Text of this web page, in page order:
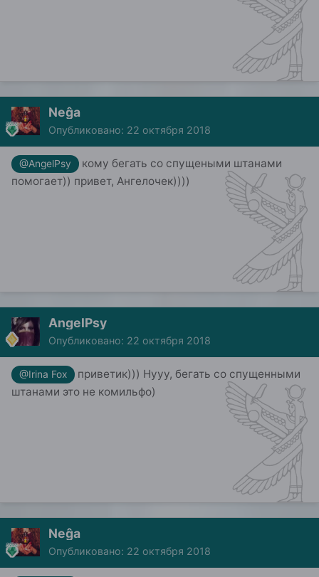
Neĝa
Опубликовано: 22 октября 2018
@AngelPsy
кому бегать со спущеными штанами
помогает)) привет, Ангелочек))))
AngelPsy
Опубликовано: 22 октября 2018
@Irina Fox
приветик))) Нууу, бегать со спущенными
штанами это не комильфо)
Neĝa
Опубликовано: 22 октября 2018